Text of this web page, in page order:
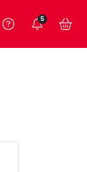
Precisa
Ver Recursos
Você
5